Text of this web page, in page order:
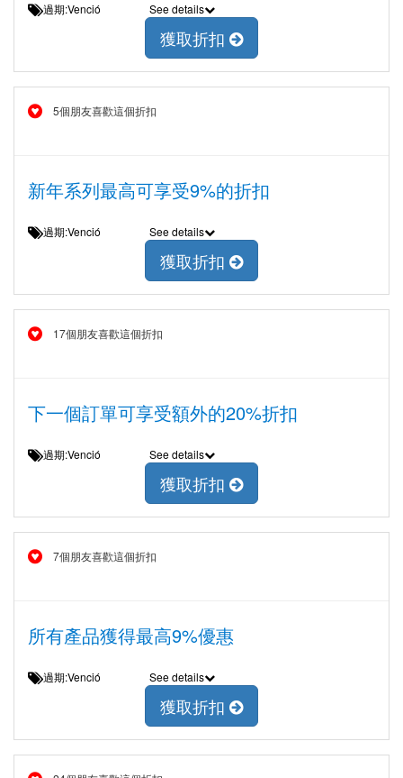
過期:Venció See details
獲取折扣
5個朋友喜歡這個折扣
新年系列最高可享受9%的折扣
過期:Venció See details
獲取折扣
17個朋友喜歡這個折扣
下一個訂單可享受額外的20%折扣
過期:Venció See details
獲取折扣
7個朋友喜歡這個折扣
所有產品獲得最高9%優惠
過期:Venció See details
獲取折扣